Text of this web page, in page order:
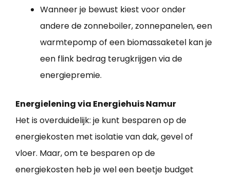
Wanneer je bewust kiest voor onder
andere de zonneboiler, zonnepanelen, een
warmtepomp of een biomassaketel kan je
een flink bedrag terugkrijgen via de
energiepremie.
Energielening via Energiehuis Namur
Het is overduidelijk: je kunt besparen op de
energiekosten met isolatie van dak, gevel of
vloer. Maar, om te besparen op de
energiekosten heb je wel een beetje budget